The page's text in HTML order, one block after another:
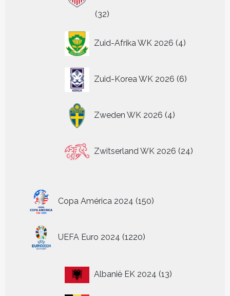
3232
Zuid-Afrika WK 2026 4
producten
Zuid-Korea WK 2026 6
producten
Zweden WK 2026 4
producten
Zwitserland WK 2026 24
producten
Copa América 2024 150
producten
UEFA Euro 2024 1220
producten
Albanië EK 2024 1313